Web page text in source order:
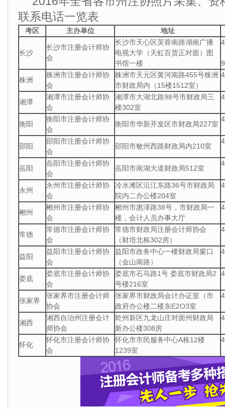
联系电话一览表
考区 主办单位 地址
长沙
长沙市注册会计师协
会
长沙市天心区芙蓉南路湖南广播
电视大学（天虹百货正对面）图
书馆一楼
株洲
株洲市注册会计师协
会
株洲市天元区黄河南路455号株洲
市财政局内（15楼1512室）
湘潭
湘潭市注册会计师协
会
湘潭市大湖北路98号市财政局三
楼302室
衡阳
衡阳市注册会计师协
会
衡阳市华新开发区市财政局227室
邵阳
邵阳市注册会计师协
会
邵阳市敏州西路财政局内210室
岳阳
岳阳市注册会计师协
会
岳阳市南湖大道财政局512室
永州
永州市注册会计师协
会
冷水滩区沿江东路36号市财政局
院内二办公楼204室
郴州
郴州市注册会计师协
会
郴州市惠泽路38号，市财政局一
楼，会计人员办事大厅
常德
常德市注册会计师协
会
常德市财政局注册会计师协会
（财培北栋302房）
益阳
益阳市注册会计师协
会
益阳市政务中心一楼财政局窗口
（金山南路）
娄底
娄底市注册会计师协
会
娄底市石马路1号 娄底市财政局2
号楼216室
张家界
张家界市注册会计师
协会
张家界市财政局会计办证室（市
政府办公楼二楼东E2O3室
湘西
湘西自治州注册会计
师协会
乾州新区九龙山庄对面州财政局
新办公楼308房
怀化
怀化市注册会计师协
会
怀化市市民服务中心A栋12楼
1239室